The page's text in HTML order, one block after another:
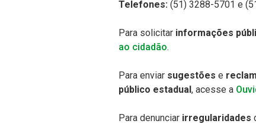
Telefones: (51) 3288-5701 e
Para solicitar informações
ao cidadão.
Para enviar sugestões e
público estadual, acesse a
Para denunciar irregularidades